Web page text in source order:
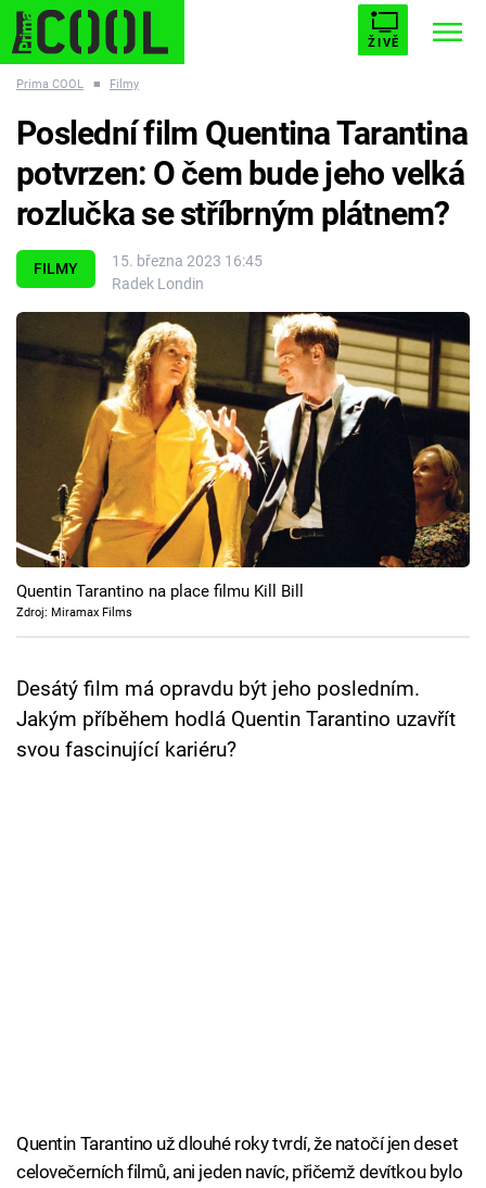
ŽIVĚ
ESCAPE PLNEJ KOTEL AVENGERS 5
Témata
Filmy
Seriály
Cool Esport
Pořady
TV Program
Přihlášení
Prima COOL ■ Filmy
FILMY
15. března 2023 16:45
Radek Londin
Poslední film Quentina Tarantina
potvrzen: O čem bude jeho velká
rozlučka se stříbrným plátnem?
Quentin Tarantino na place filmu Kill Bill
Zdroj: Miramax Films
Desátý film má opravdu být jeho posledním.
Jakým příběhem hodlá Quentin Tarantino uzavřít
svou fascinující kariéru?
Quentin Tarantino už dlouhé roky tvrdí, že natočí jen deset
celovečerních filmů, ani jeden navíc, přičemž devítkou bylo